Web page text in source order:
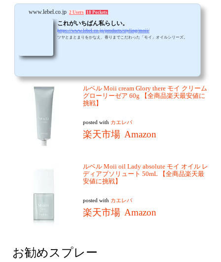
www.lebel.co.jp 2 Users 18 Pockets
これがいちばん私らしい。
https://www.lebel.co.jp/products/styling/moii/
ツヤとまとまりをかなえ、香りまでこだわった「モイ」オイルシリーズ。
ルベル Moii cream Glory there モイ クリーム
グローリーゼア 60g 【全商品楽天最安値に
挑戦】
posted with カエレバ
楽天市場 Amazon
ルベル Moii oil Lady absolute モイ オイル レ
ディアブソリュート 50mL 【全商品楽天最
安値に挑戦】
posted with カエレバ
楽天市場 Amazon
お勧めスプレー